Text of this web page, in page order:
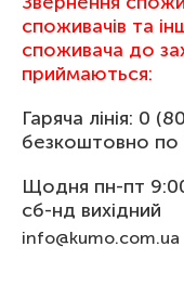
споживачів та
споживача до
приймаються:
Гаряча лінія: 0
безкоштовно по
Щодня пн-пт
сб-нд вихідний
info@kumo.com.ua